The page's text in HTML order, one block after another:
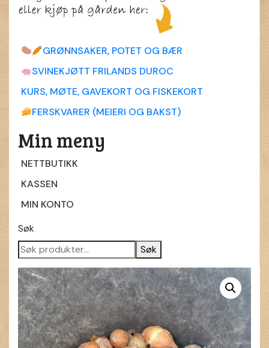
GRØNNSAKER, POTET OG BÆR
SVINEKJØTT FRILANDS DUROC
KURS, MØTE, GAVEKORT OG FISKEKORT
FERSKVARER (MEIERI OG BAKST)
Min meny
NETTBUTIKK
KASSEN
MIN KONTO
Søk
Søk